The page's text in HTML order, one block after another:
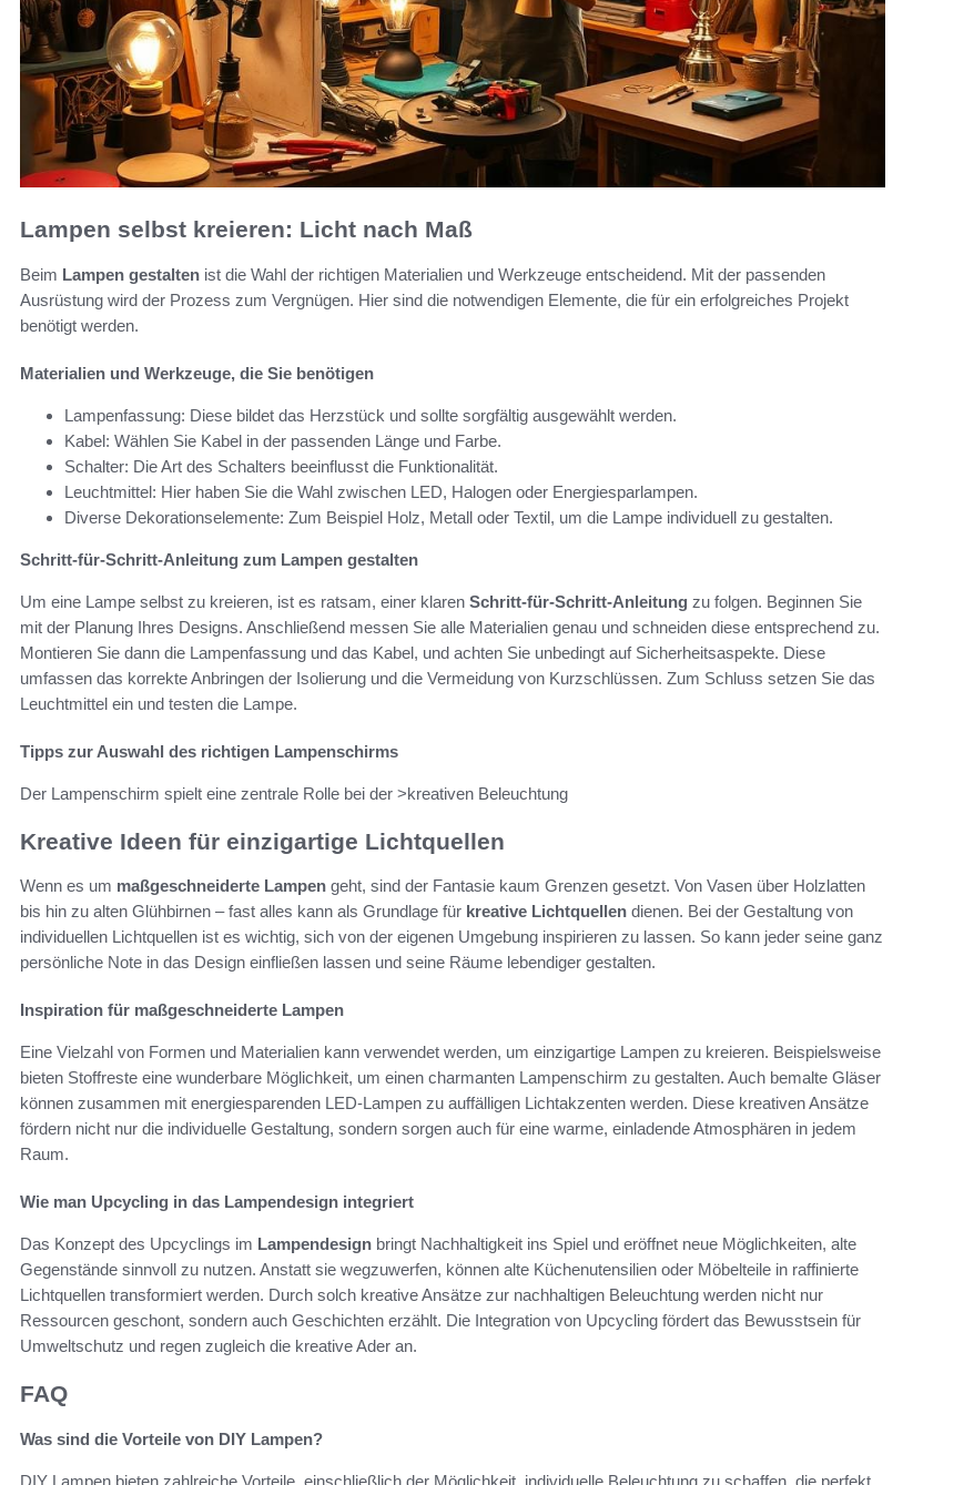
Lampen selbst kreieren: Licht nach Maß
Beim Lampen gestalten ist die Wahl der richtigen Materialien und Werkzeuge entscheidend. Mit der passenden
Ausrüstung wird der Prozess zum Vergnügen. Hier sind die notwendigen Elemente, die für ein erfolgreiches Projekt
benötigt werden.
Materialien und Werkzeuge, die Sie benötigen
Lampenfassung: Diese bildet das Herzstück und sollte sorgfältig ausgewählt werden.
Kabel: Wählen Sie Kabel in der passenden Länge und Farbe.
Schalter: Die Art des Schalters beeinflusst die Funktionalität.
Leuchtmittel: Hier haben Sie die Wahl zwischen LED, Halogen oder Energiesparlampen.
Diverse Dekorationselemente: Zum Beispiel Holz, Metall oder Textil, um die Lampe individuell zu gestalten.
Schritt-für-Schritt-Anleitung zum Lampen gestalten
Um eine Lampe selbst zu kreieren, ist es ratsam, einer klaren Schritt-für-Schritt-Anleitung zu folgen. Beginnen Sie
mit der Planung Ihres Designs. Anschließend messen Sie alle Materialien genau und schneiden diese entsprechend zu.
Montieren Sie dann die Lampenfassung und das Kabel, und achten Sie unbedingt auf Sicherheitsaspekte. Diese
umfassen das korrekte Anbringen der Isolierung und die Vermeidung von Kurzschlüssen. Zum Schluss setzen Sie das
Leuchtmittel ein und testen die Lampe.
Tipps zur Auswahl des richtigen Lampenschirms
Der Lampenschirm spielt eine zentrale Rolle bei der >kreativen Beleuchtung
Kreative Ideen für einzigartige Lichtquellen
Wenn es um maßgeschneiderte Lampen geht, sind der Fantasie kaum Grenzen gesetzt. Von Vasen über Holzlatten
bis hin zu alten Glühbirnen – fast alles kann als Grundlage für kreative Lichtquellen dienen. Bei der Gestaltung von
individuellen Lichtquellen ist es wichtig, sich von der eigenen Umgebung inspirieren zu lassen. So kann jeder seine ganz
persönliche Note in das Design einfließen lassen und seine Räume lebendiger gestalten.
Inspiration für maßgeschneiderte Lampen
Eine Vielzahl von Formen und Materialien kann verwendet werden, um einzigartige Lampen zu kreieren. Beispielsweise
bieten Stoffreste eine wunderbare Möglichkeit, um einen charmanten Lampenschirm zu gestalten. Auch bemalte Gläser
können zusammen mit energiesparenden LED-Lampen zu auffälligen Lichtakzenten werden. Diese kreativen Ansätze
fördern nicht nur die individuelle Gestaltung, sondern sorgen auch für eine warme, einladende Atmosphären in jedem
Raum.
Wie man Upcycling in das Lampendesign integriert
Das Konzept des Upcyclings im Lampendesign bringt Nachhaltigkeit ins Spiel und eröffnet neue Möglichkeiten, alte
Gegenstände sinnvoll zu nutzen. Anstatt sie wegzuwerfen, können alte Küchenutensilien oder Möbelteile in raffinierte
Lichtquellen transformiert werden. Durch solch kreative Ansätze zur nachhaltigen Beleuchtung werden nicht nur
Ressourcen geschont, sondern auch Geschichten erzählt. Die Integration von Upcycling fördert das Bewusstsein für
Umweltschutz und regen zugleich die kreative Ader an.
FAQ
Was sind die Vorteile von DIY Lampen?
DIY Lampen bieten zahlreiche Vorteile, einschließlich der Möglichkeit, individuelle Beleuchtung zu schaffen, die perfekt